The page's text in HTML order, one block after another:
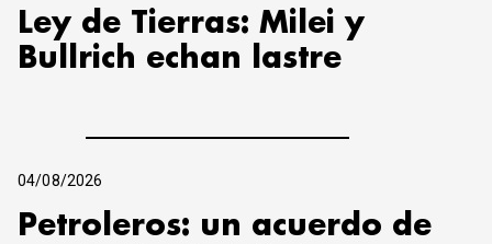
Ley de Tierras: Milei y
Bullrich echan lastre
04/08/2026
Petroleros: un acuerdo de